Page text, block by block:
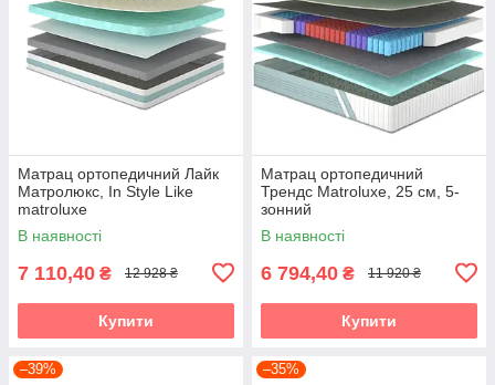
Матрац ортопедичний Лайк
Матролюкс, In Style Like
matroluxe
В наявності
7 110,40 ₴ 12 928 ₴
Купити
Матрац ортопедичний
Трендс Matroluxe, 25 см, 5-
зонний
В наявності
6 794,40 ₴ 11 920 ₴
Купити
–39% –35%